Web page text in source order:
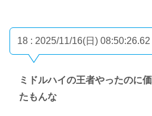
18 : 2025/11/16(日) 08:50:26.62
ミドルハイの王者やったのに
たもんな